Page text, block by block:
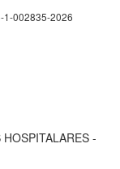
1-002835-2026
-